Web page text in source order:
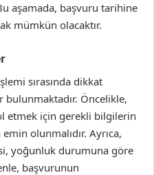
aşamada, başvuru tarihine
mümkün olacaktır.
sırasında dikkat
bulunmaktadır. Öncelikle,
etmek için gerekli bilgilerin
olunmalıdır. Ayrıca,
yoğunluk durumuna göre
başvurunun